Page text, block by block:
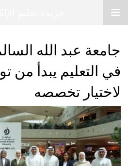
جامعة عبد الله
في التعليم يبدأ من
لاختيار تخصصه